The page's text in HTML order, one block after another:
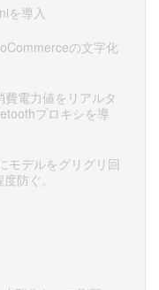
を導入
の文字化
電力値をリアルタ
プロキシを導
モデルをグリグリ回
防ぐ。